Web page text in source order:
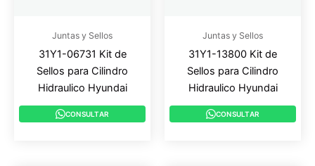
Juntas y Sellos
31Y1-06731 Kit de
Sellos para Cilindro
Hidraulico Hyundai
CONSULTAR
Juntas y Sellos
31Y1-13800 Kit de
Sellos para Cilindro
Hidraulico Hyundai
CONSULTAR